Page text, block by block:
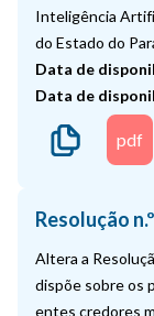
Inteligência
do Estado do
Data de
Data de
pdf
Resolução
Altera a
dispõe sobre os
entes credores